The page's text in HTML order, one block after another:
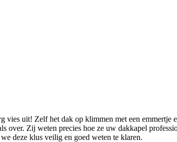
uit! Zelf het dak op klimmen met een emmertje
over. Zij weten precies hoe ze uw dakkapel
deze klus veilig en goed weten te klaren.